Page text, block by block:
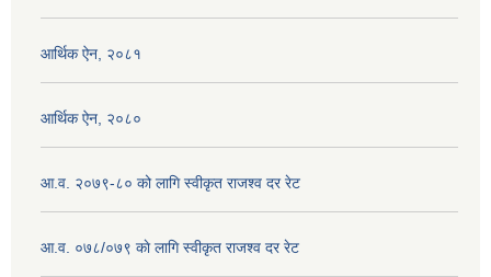
आर्थिक ऐन, २०८१
आर्थिक ऐन, २०८०
आ.व. २०७९-८० को लागि स्वीकृत राजश्व दर रेट
आ.व. ०७८/०७९ काे लागि स्वीकृत राजश्व दर रेट